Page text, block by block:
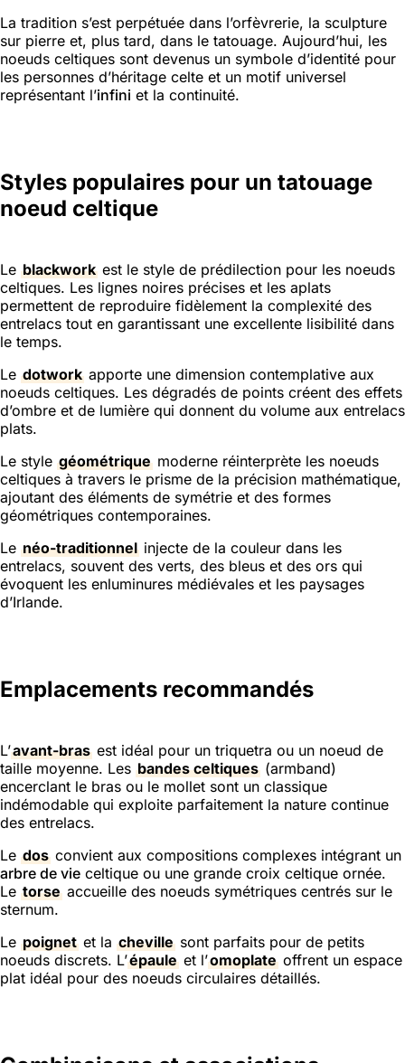
La tradition s’est perpétuée dans l’orfèvrerie, la sculpture
sur pierre et, plus tard, dans le tatouage. Aujourd’hui, les
noeuds celtiques sont devenus un symbole d’identité pour
les personnes d’héritage celte et un motif universel
représentant l’infini et la continuité.
Styles populaires pour un tatouage
noeud celtique
Le blackwork est le style de prédilection pour les noeuds
celtiques. Les lignes noires précises et les aplats
permettent de reproduire fidèlement la complexité des
entrelacs tout en garantissant une excellente lisibilité dans
le temps.
Le dotwork apporte une dimension contemplative aux
noeuds celtiques. Les dégradés de points créent des effets
d’ombre et de lumière qui donnent du volume aux entrelacs
plats.
Le style géométrique moderne réinterprète les noeuds
celtiques à travers le prisme de la précision mathématique,
ajoutant des éléments de symétrie et des formes
géométriques contemporaines.
Le néo-traditionnel injecte de la couleur dans les
entrelacs, souvent des verts, des bleus et des ors qui
évoquent les enluminures médiévales et les paysages
d’Irlande.
Emplacements recommandés
L’avant-bras est idéal pour un triquetra ou un noeud de
taille moyenne. Les bandes celtiques (armband)
encerclant le bras ou le mollet sont un classique
indémodable qui exploite parfaitement la nature continue
des entrelacs.
Le dos convient aux compositions complexes intégrant un
arbre de vie celtique ou une grande croix celtique ornée.
Le torse accueille des noeuds symétriques centrés sur le
sternum.
Le poignet et la cheville sont parfaits pour de petits
noeuds discrets. L’épaule et l’omoplate offrent un espace
plat idéal pour des noeuds circulaires détaillés.